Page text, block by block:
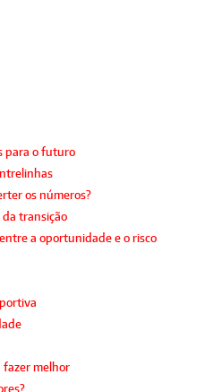
para o futuro
os números?
da transição
a oportunidade e o risco
fazer melhor